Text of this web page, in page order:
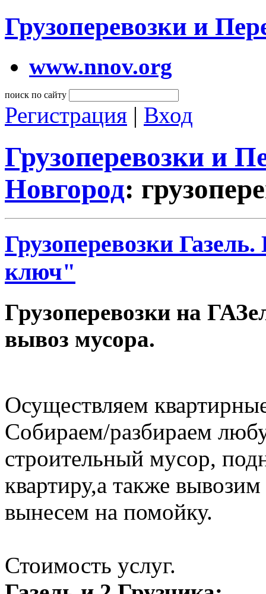
Грузоперевозки и
www.nnov.org
поиск по сайту
Регистрация | Вход
Грузоперевозки и
Новгород:
Грузоперевозки
ключ"
Грузоперевозки на
вывоз мусора.
Осуществляем
Собираем/разбираем
строительный мусор,
квартиру,а также
вынесем на помойку.
Стоимость услуг.